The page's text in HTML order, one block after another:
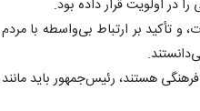
در اولویت قرار داده بود.
و تأکید بر ارتباط بی‌واسطه با مردم
هستند، رئیس‌جمهور باید مانند